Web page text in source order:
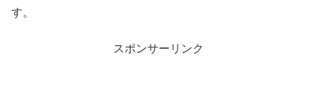
す。
スポンサーリンク